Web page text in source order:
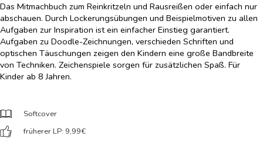
Das Mitmachbuch zum Reinkritzeln und Rausreißen oder einfach nur
abschauen. Durch Lockerungsübungen und Beispielmotiven zu allen
Aufgaben zur Inspiration ist ein einfacher Einstieg garantiert.
Aufgaben zu Doodle-Zeichnungen, verschieden Schriften und
optischen Täuschungen zeigen den Kindern eine große Bandbreite
von Techniken. Zeichenspiele sorgen für zusätzlichen Spaß. Für
Kinder ab 8 Jahren.
Softcover
früherer LP: 9,99€